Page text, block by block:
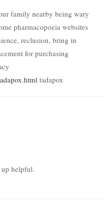
family nearby being wary
pharmacopoeia websites
reclusion, bring in
for purchasing
tadapox
helpful.